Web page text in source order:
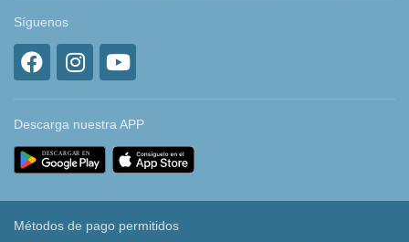
Síguenos
Descarga nuestra APP
Métodos de pago permitidos